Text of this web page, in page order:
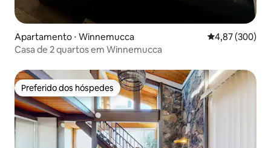
Apartamento ⋅ Winnemucca 4,87 de uma
4,87 (300)
Casa de 2 quartos em Winnemucca
Preferido dos hóspedes
Preferido dos hóspedes